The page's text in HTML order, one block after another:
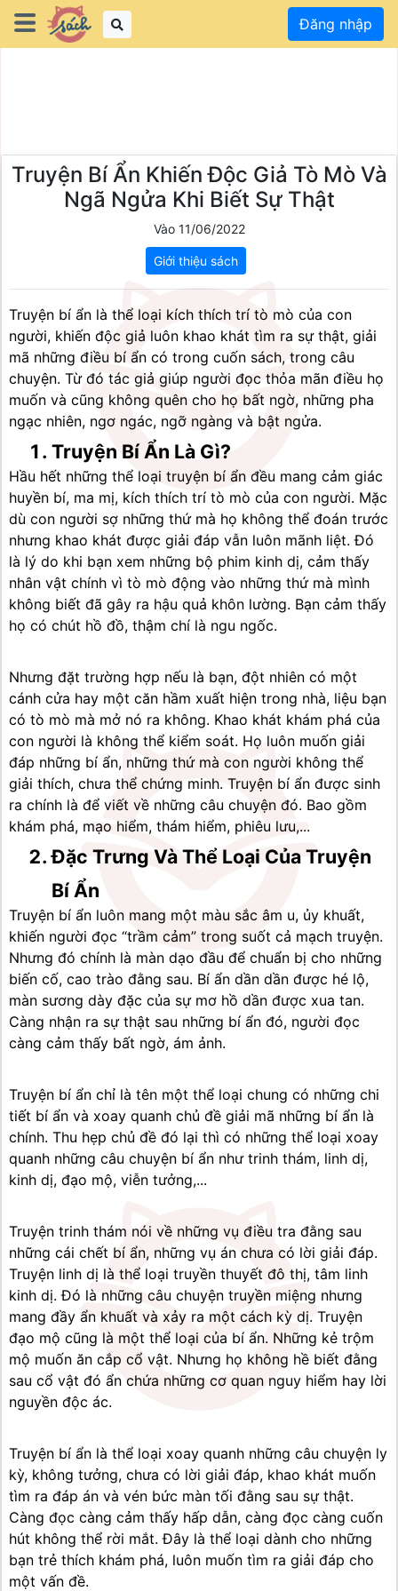
Đăng nhập
Truyện Bí Ẩn Khiến Độc Giả Tò Mò Và
Ngã Ngửa Khi Biết Sự Thật
Vào 11/06/2022
Giới thiệu sách
Truyện bí ẩn là thể loại kích thích trí tò mò của con
người, khiến độc giả luôn khao khát tìm ra sự thật, giải
mã những điều bí ẩn có trong cuốn sách, trong câu
chuyện. Từ đó tác giả giúp người đọc thỏa mãn điều họ
muốn và cũng không quên cho họ bất ngờ, những pha
ngạc nhiên, ngơ ngác, ngỡ ngàng và bật ngửa.
Truyện Bí Ẩn Là Gì?
Hầu hết những thể loại truyện bí ẩn đều mang cảm giác
huyền bí, ma mị, kích thích trí tò mò của con người. Mặc
dù con người sợ những thứ mà họ không thể đoán trước
nhưng khao khát được giải đáp vẫn luôn mãnh liệt. Đó
là lý do khi bạn xem những bộ phim kinh dị, cảm thấy
nhân vật chính vì tò mò động vào những thứ mà mình
không biết đã gây ra hậu quả khôn lường. Bạn cảm thấy
họ có chút hồ đồ, thậm chí là ngu ngốc.
Nhưng đặt trường hợp nếu là bạn, đột nhiên có một
cánh cửa hay một căn hầm xuất hiện trong nhà, liệu bạn
có tò mò mà mở nó ra không. Khao khát khám phá của
con người là không thể kiểm soát. Họ luôn muốn giải
đáp những bí ẩn, những thứ mà con người không thể
giải thích, chưa thể chứng minh. Truyện bí ẩn được sinh
ra chính là để viết về những câu chuyện đó. Bao gồm
khám phá, mạo hiểm, thám hiểm, phiêu lưu,...
Đặc Trưng Và Thể Loại Của Truyện
Bí Ẩn
Truyện bí ẩn luôn mang một màu sắc âm u, ủy khuất,
khiến người đọc “trầm cảm” trong suốt cả mạch truyện.
Nhưng đó chính là màn dạo đầu để chuẩn bị cho những
biến cố, cao trào đằng sau. Bí ẩn dần dần được hé lộ,
màn sương dày đặc của sự mơ hồ dần được xua tan.
Càng nhận ra sự thật sau những bí ẩn đó, người đọc
càng cảm thấy bất ngờ, ám ảnh.
Truyện bí ẩn chỉ là tên một thể loại chung có những chi
tiết bí ẩn và xoay quanh chủ đề giải mã những bí ẩn là
chính. Thu hẹp chủ đề đó lại thì có những thể loại xoay
quanh những câu chuyện bí ẩn như trinh thám, linh dị,
kinh dị, đạo mộ, viễn tưởng,...
Truyện trinh thám nói về những vụ điều tra đằng sau
những cái chết bí ẩn, những vụ án chưa có lời giải đáp.
Truyện linh dị là thể loại truyền thuyết đô thị, tâm linh
kinh dị. Đó là những câu chuyện truyền miệng nhưng
mang đầy ẩn khuất và xảy ra một cách kỳ dị. Truyện
đạo mộ cũng là một thể loại của bí ẩn. Những kẻ trộm
mộ muốn ăn cắp cổ vật. Nhưng họ không hề biết đằng
sau cổ vật đó ẩn chứa những cơ quan nguy hiểm hay lời
nguyền độc ác.
Truyện bí ẩn là thể loại xoay quanh những câu chuyện ly
kỳ, không tưởng, chưa có lời giải đáp, khao khát muốn
tìm ra đáp án và vén bức màn tối đằng sau sự thật.
Càng đọc càng cảm thấy hấp dẫn, càng đọc càng cuốn
hút không thể rời mắt. Đây là thể loại dành cho những
bạn trẻ thích khám phá, luôn muốn tìm ra giải đáp cho
một vấn đề.